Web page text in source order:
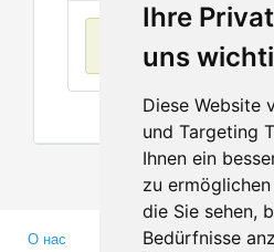
Ihre
uns
Diese Website
und Targeting
Ihnen ein
zu
die Sie sehen,
Bedürfnisse
О нас